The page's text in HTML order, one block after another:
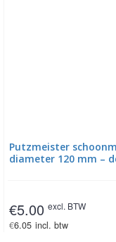
Putzmeister
diameter 120 mm –
€5.00 excl. BTW
€6.05 incl. btw